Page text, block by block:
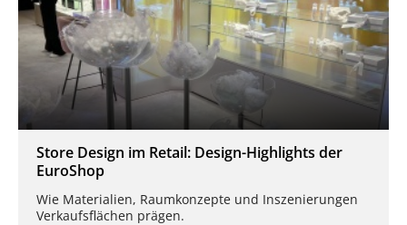
Store Design im Retail: Design-Highlights der
EuroShop
Wie Materialien, Raumkonzepte und Inszenierungen
Verkaufsflächen prägen.